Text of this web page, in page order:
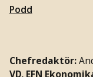
Podd
Chefredaktör:
VD, EFN